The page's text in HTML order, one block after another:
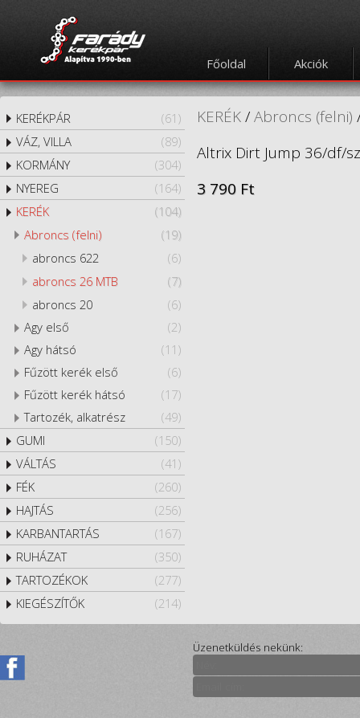
Főoldal Akciók
(61)
KERÉKPÁR
(89)
VÁZ, VILLA
(304)
KORMÁNY
(164)
NYEREG
(104)
KERÉK
(19)
Abroncs (felni)
(6)
abroncs 622
(7)
abroncs 26 MTB
(6)
abroncs 20
(2)
Agy első
(11)
Agy hátsó
(6)
Fűzött kerék első
(17)
Fűzött kerék hátsó
(49)
Tartozék, alkatrész
(150)
GUMI
(41)
VÁLTÁS
(260)
FÉK
(256)
HAJTÁS
(167)
KARBANTARTÁS
(350)
RUHÁZAT
(277)
TARTOZÉKOK
(214)
KIEGÉSZÍTŐK
KERÉK/Abroncs (felni)
Altrix Dirt Jump 36/df/
3 790 Ft
Üzenetküldés nekünk: